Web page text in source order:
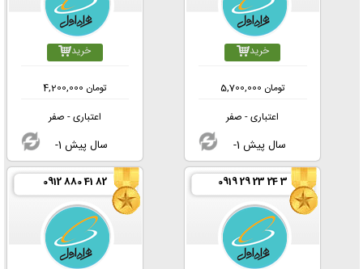
خرید
5,700,000 تومان
اعتباری - صفر
-1 سال پیش
خرید
4,200,000 تومان
اعتباری - صفر
-1 سال پیش
0919 29 23 24 3
0912 880 41 82